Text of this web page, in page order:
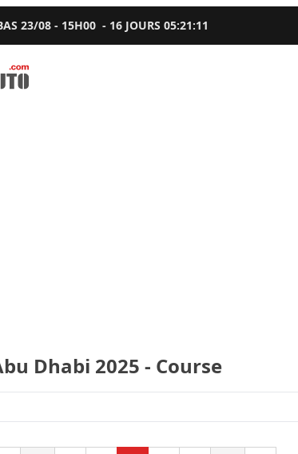
23/08 - 15H00 - 16 JOURS05:21:09
Dhabi 2025 - Course